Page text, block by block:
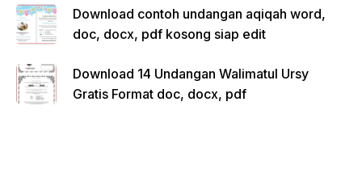
Download contoh undangan aqiqah word,
doc, docx, pdf kosong siap edit
Download 14 Undangan Walimatul Ursy
Gratis Format doc, docx, pdf